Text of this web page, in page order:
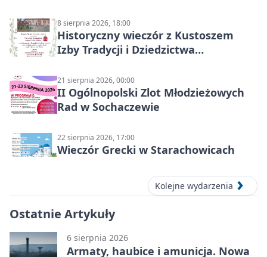
8 sierpnia 2026, 18:00
Historyczny wieczór z Kustoszem
Izby Tradycji i Dziedzictwa
Gęburą
21 sierpnia 2026, 00:00
II Ogólnopolski Zlot Młodzieżowych
Rad w Sochaczewie
22 sierpnia 2026, 17:00
Wieczór Grecki w Starachowicach
Kolejne wydarzenia
Ostatnie Artykuły
6 sierpnia 2026
Armaty, haubice i amunicja. Nowa